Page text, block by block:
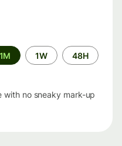
الفترة
الزمنية
48H
1W
1M
with no sneaky mark-up